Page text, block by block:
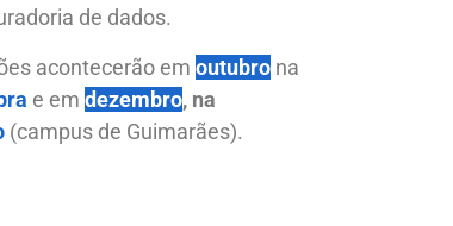
de dados.
acontecerão em outubro na
e em dezembro, na
(campus de Guimarães).